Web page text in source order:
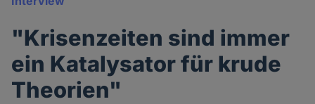
"Krisenzeiten sind immer
ein Katalysator für krude
Theorien"